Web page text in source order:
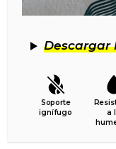
Descargar
Soporte
ignífugo
a